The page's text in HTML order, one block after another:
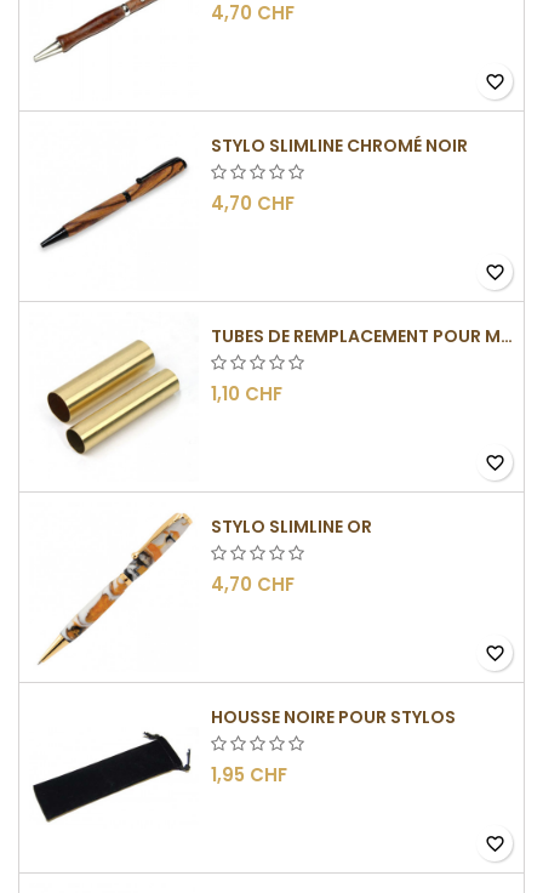
4,70 CHF
favorite_border
STYLO SLIMLINE CHROMÉ NOIR
4,70 CHF
favorite_border
TUBES DE REMPLACEMENT POUR MÉCANISMES SLIMLINE
1,10 CHF
favorite_border
STYLO SLIMLINE OR
4,70 CHF
favorite_border
HOUSSE NOIRE POUR STYLOS
1,95 CHF
favorite_border